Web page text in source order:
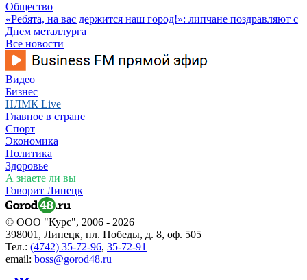
Общество
«Ребята, на вас держится наш город!»: липчане поздравляют с
Днем металлурга
Все новости
Видео
Бизнес
НЛМК Live
Главное в стране
Спорт
Экономика
Политика
Здоровье
А знаете ли вы
Говорит Липецк
© ООО "Курс", 2006 - 2026
398001, Липецк, пл. Победы, д. 8, оф. 505
Тел.: (4742) 35-72-96, 35-72-91
email: boss@gorod48.ru